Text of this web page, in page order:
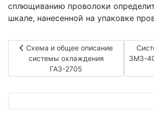
сплющиванию проволоки
шкале, нанесенной на упаковке
Предыдущий: Схема и общее
Схема и общее описание
системы охлаждения
ГАЗ-2705
ЗМЗ-